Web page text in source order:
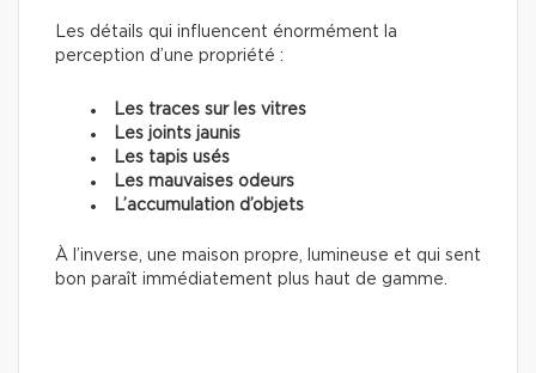
Les détails qui influencent énormément la
perception d’une propriété :
Les traces sur les vitres
Les joints jaunis
Les tapis usés
Les mauvaises odeurs
L’accumulation d’objets
À l’inverse, une maison propre, lumineuse et qui sent
bon paraît immédiatement plus haut de gamme.